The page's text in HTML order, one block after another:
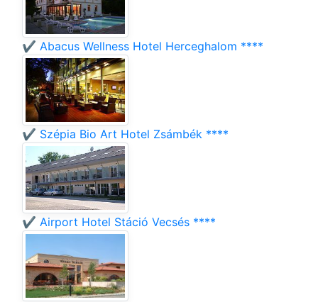
✔️ Abacus Wellness Hotel Herceghalom ****
✔️ Szépia Bio Art Hotel Zsámbék ****
✔️ Airport Hotel Stáció Vecsés ****